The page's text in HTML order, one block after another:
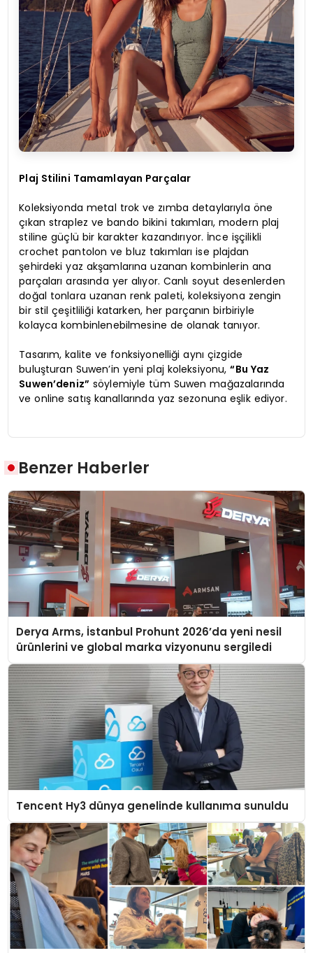
Plaj Stilini Tamamlayan Parçalar
Koleksiyonda metal trok ve zımba detaylarıyla öne
çıkan straplez ve bando bikini takımları, modern plaj
stiline güçlü bir karakter kazandırıyor. İnce işçilikli
crochet pantolon ve bluz takımları ise plajdan
şehirdeki yaz akşamlarına uzanan kombinlerin ana
parçaları arasında yer alıyor. Canlı soyut desenlerden
doğal tonlara uzanan renk paleti, koleksiyona zengin
bir stil çeşitliliği katarken, her parçanın birbiriyle
kolayca kombinlenebilmesine de olanak tanıyor.
Tasarım, kalite ve fonksiyonelliği aynı çizgide
buluşturan Suwen’in yeni plaj koleksiyonu,“Bu Yaz
Suwen’deniz” söylemiyle tüm Suwen mağazalarında
ve online satış kanallarında yaz sezonuna eşlik ediyor.
Benzer Haberler
Derya Arms, İstanbul Prohunt 2026’da yeni nesil
ürünlerini ve global marka vizyonunu sergiledi
Tencent Hy3 dünya genelinde kullanıma sunuldu